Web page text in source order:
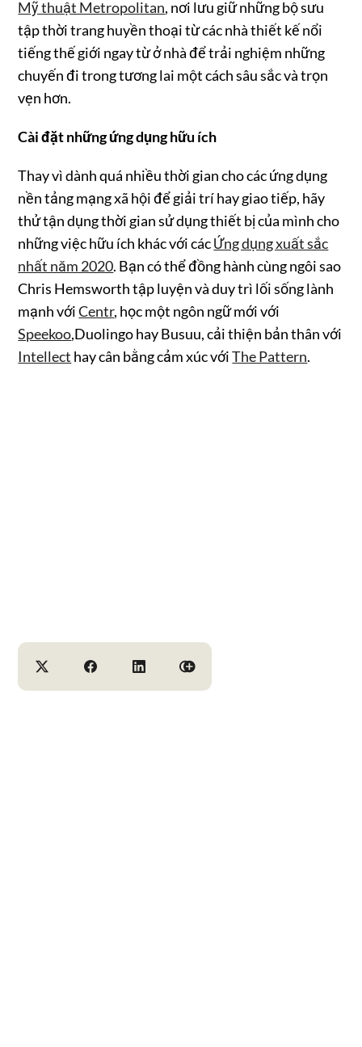
Mỹ thuật Metropolitan, nơi lưu giữ những bộ sưu
tập thời trang huyền thoại từ các nhà thiết kế nổi
tiếng thế giới ngay từ ở nhà để trải nghiệm những
chuyến đi trong tương lai một cách sâu sắc và trọn
vẹn hơn.
Cài đặt những ứng dụng hữu ích
Thay vì dành quá nhiều thời gian cho các ứng dụng
nền tảng mạng xã hội để giải trí hay giao tiếp, hãy
thử tận dụng thời gian sử dụng thiết bị của mình cho
những việc hữu ích khác với cácỨng dụng xuất sắc
nhất năm 2020. Bạn có thể đồng hành cùng ngôi sao
Chris Hemsworth tập luyện và duy trì lối sống lành
mạnh vớiCentr, học một ngôn ngữ mới với
Speekoo,Duolingo hay Busuu, cải thiện bản thân với
Intellect hay cân bằng cảm xúc vớiThe Pattern.